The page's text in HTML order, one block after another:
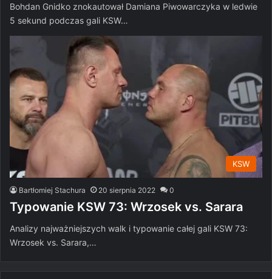
Bohdan Gnidko znokautował Damiana Piwowarczyka w ledwie
5 sekund podczas gali KSW…
KSW
Bartłomiej Stachura 20 sierpnia 2022 0
Typowanie KSW 73: Wrzosek vs. Sarara
Analizy najważniejszych walk i typowanie całej gali KSW 73:
Wrzosek vs. Sarara,…